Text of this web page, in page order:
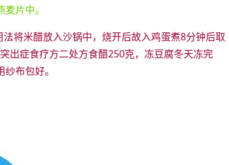
片中。
将米醋放入沙锅中，烧开后故入鸡蛋煮8分钟后取
出症食疗方二处方食醋250克，冻豆腐冬天冻完
布包好。